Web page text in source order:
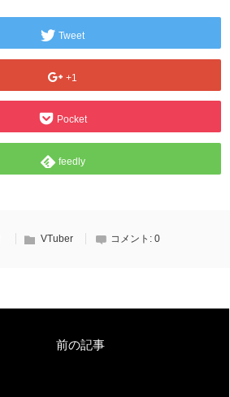
Tweet
+1
Pocket
feedly
VTuber コメント: 0